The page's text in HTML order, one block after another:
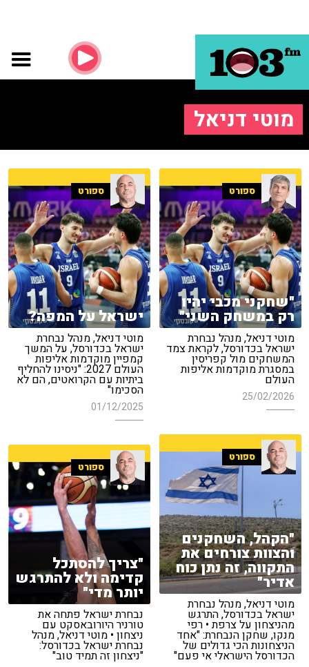
מוטי דניאל
ספורט
"שחקני מכבי יהיו
רק במשחק השני"
מוטי דניאל, מנהל נבחרת
ישראל בכדורסל, לקראת צמד
המשחקים מול קפריסין
במסגרת מוקדמות אליפות
העולם
25/02/2026
ספורט
ישראל על המפה?
מוטי דניאל, מנהל נבחרת
ישראל בכדורסל, על המשך
קמפיין מוקדמות אליפות
העולם 2027: "ניסינו להחליף
ביתיות עם הקרואטים, הם לא
הסכימו"
01/12/2025
ספורט
"הקהל, השחקנים
והצוות צורחים את
התקווה, זה נתן כוח
אדיר"
מוטי דניאל, מנהל נבחרת
ישראל בכדורסל, התרגש
מהניצחון על צרפת • רפי
מנקו, שחקן הנבחרת: "אחד
הניצחונות הכי גדולים של
הכדורסל הישראלי אי פעם"
ספורט
"צריך להסתכל
קדימה ולא להתרגש
יותר מדי"
נבחרת ישראל פתחה את
טורניר היורובאסקט עם
ניצחון • מוטי דניאל, מנהל
נבחרת ישראל בכדורסל:
"ניצחון זה תמיד טוב"